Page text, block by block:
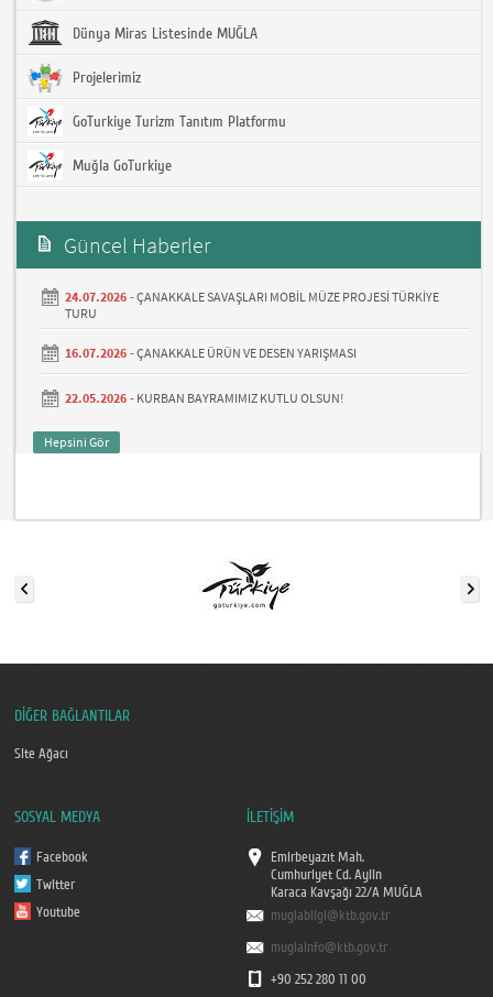
Dünya Miras Listesinde MUĞLA
Projelerimiz
GoTurkiye Turizm Tanıtım Platformu
Muğla GoTurkiye
Güncel Haberler
24.07.2026 -ÇANAKKALE SAVAŞLARI MOBİL MÜZE PROJESİ TÜRKİYE
TURU
16.07.2026 -ÇANAKKALE ÜRÜN VE DESEN YARIŞMASI
22.05.2026 - KURBAN BAYRAMIMIZ KUTLU OLSUN!
Hepsini Gör
DİĞER BAĞLANTILAR
Site Ağacı
SOSYAL MEDYA
Facebook
Twitter
Youtube
İLETİŞİM
Emirbeyazıt Mah.
Cumhuriyet Cd. Aylin
Karaca Kavşağı 22/A MUĞLA
muglabilgi@ktb.gov.tr
muglainfo@ktb.gov.tr
+90 252 280 11 00